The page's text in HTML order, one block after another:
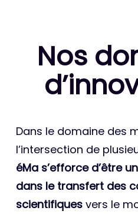
Nos
Dans le domaine des
l’intersection de
éMa s’efforce d’être
dans le transfert des
scientifiques vers le